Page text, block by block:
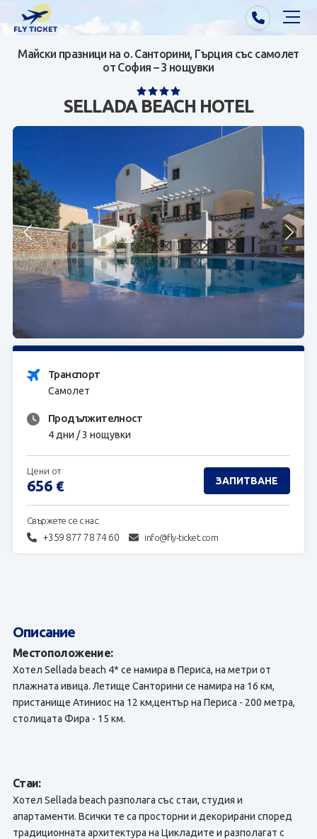
Почивки от Варна
Почивки от София/Пловдив/Бургас
Самолетни билети
Визи
Контакти
За нас
Майски празници на о. Санторини, Гърция със самолет
от София – 3 нощувки
SELLADA BEACH HOTEL
Транспорт
Самолет
Продължителност
4 дни / 3 нощувки
Свържете се с нас:
+359 877 78 74 60 info@fly-ticket.com
Цени от
656 € ЗАПИТВАНЕ
Описание
Местоположение:
Хотел Sellada beach 4* се намира в Периса, на метри от
плажната ивица. Летище Санторини се намира на 16 км,
пристанище Атиниос на 12 км,център на Периса - 200 метра,
столицата Фира - 15 км.
Стаи:
Хотел Sellada beach разполага със стаи, студия и
апартаменти. Всички те са просторни и декорирани според
традиционната архитектура на Цикладите и разполагат с